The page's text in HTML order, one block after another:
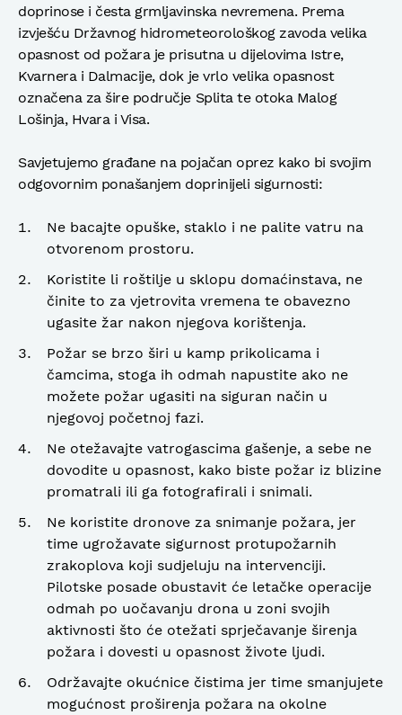
doprinose i česta grmljavinska nevremena. Prema
izvješću Državnog hidrometeorološkog zavoda velika
opasnost od požara je prisutna u dijelovima Istre,
Kvarnera i Dalmacije, dok je vrlo velika opasnost
označena za šire područje Splita te otoka Malog
Lošinja, Hvara i Visa.
Savjetujemo građane na pojačan oprez kako bi svojim
odgovornim ponašanjem doprinijeli sigurnosti:
Ne bacajte opuške, staklo i ne palite vatru na
otvorenom prostoru.
Koristite li roštilje u sklopu domaćinstava, ne
činite to za vjetrovita vremena te obavezno
ugasite žar nakon njegova korištenja.
Požar se brzo širi u kamp prikolicama i
čamcima, stoga ih odmah napustite ako ne
možete požar ugasiti na siguran način u
njegovoj početnoj fazi.
Ne otežavajte vatrogascima gašenje, a sebe ne
dovodite u opasnost, kako biste požar iz blizine
promatrali ili ga fotografirali i snimali.
Ne koristite dronove za snimanje požara, jer
time ugrožavate sigurnost protupožarnih
zrakoplova koji sudjeluju na intervenciji.
Pilotske posade obustavit će letačke operacije
odmah po uočavanju drona u zoni svojih
aktivnosti što će otežati sprječavanje širenja
požara i dovesti u opasnost živote ljudi.
Održavajte okućnice čistima jer time smanjujete
mogućnost proširenja požara na okolne